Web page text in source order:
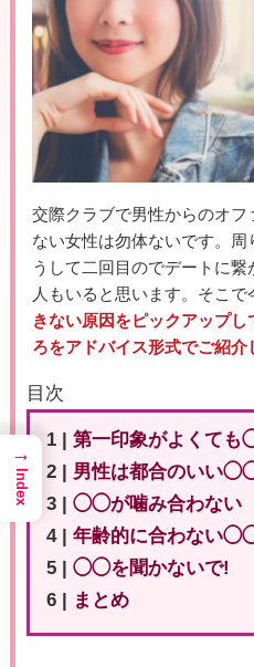
交際クラブで男性からのオ
ない女性は勿体ないです。
うして二回目のでデートに
人もいると思います。そこで
きない原因をピックアップ
ろをアドバイス形式でご紹介
目次
1 | 第一印象がよくて
2 | 男性は都合のいい
3 | ◯◯が噛み合わない
4 | 年齢的に合わない
5 | ◯◯を聞かないで!
6 | まとめ
→
Index